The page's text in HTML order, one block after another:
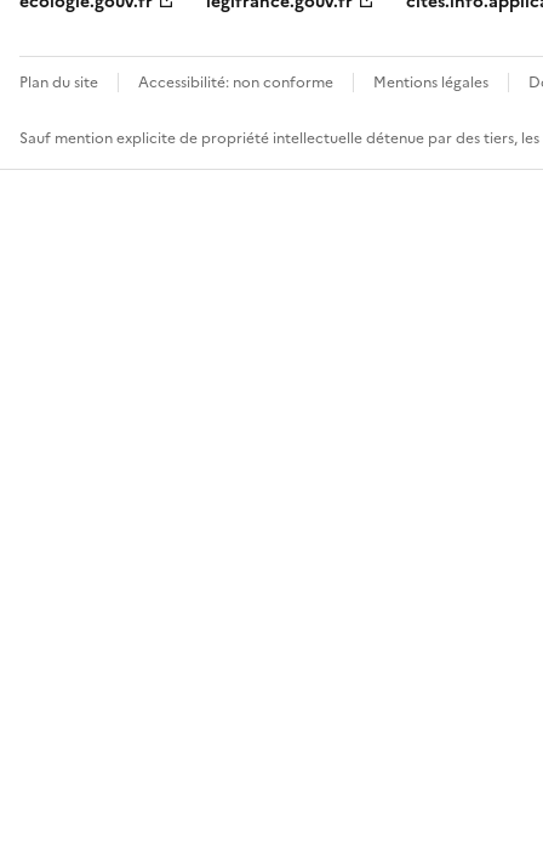
Plan du site Accessibilité: non conforme Mentions légales
Sauf mention explicite de propriété intellectuelle détenue par des tiers,